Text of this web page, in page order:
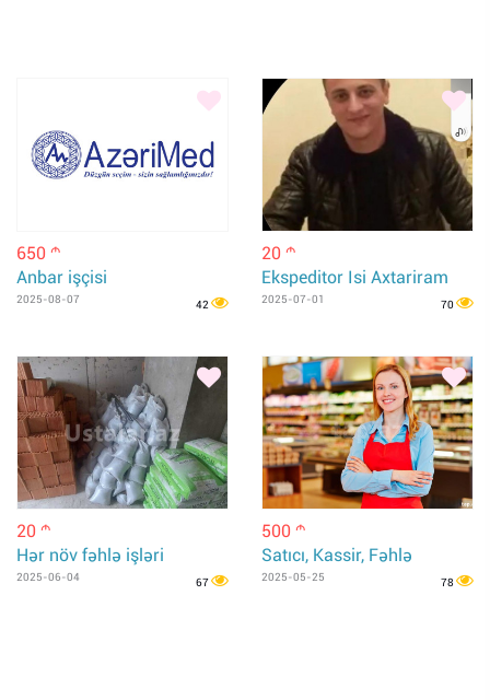
650 m
Anbar işçisi
2025-08-07 42
20 m
Ekspeditor Isi Axtariram
2025-07-01 70
20 m
Hər növ fəhlə işləri
2025-06-04 67
500 m
Satıcı, Kassir, Fəhlə
2025-05-25 78